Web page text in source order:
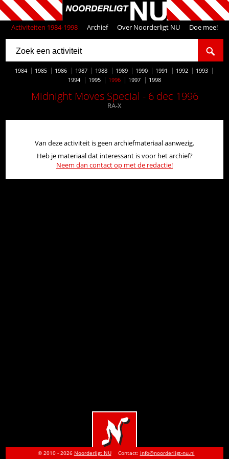
Activiteiten 1984-1998 Archief Over Noorderligt NU Doe mee!
1984 1985 1986 1987 1988 1989 1990 1991 1992
1993
1994
1995 1996 1997 1998
Midnight Moves Special - 6 dec 1996
RA-X
Van deze activiteit is geen archiefmateriaal aanwezig.
Heb je materiaal dat interessant is voor het archief?
Neem dan contact op met de redactie!
© 2010 - 2026 Noorderligt NU Contact: info@noorderligt-nu.nl